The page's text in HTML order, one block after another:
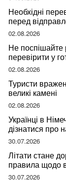
Необхідні
перед
02.08.2026
Не поспішайте
перевірити у
мандрівниці
02.08.2026
Туристи
великі камені
02.08.2026
Українці в
дізнатися про
30.07.2026
Літати стане
правила щодо
30.07.2026